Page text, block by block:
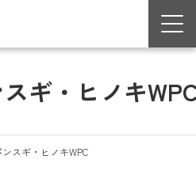
ギ・ヒノキ
スギ・ヒノキWPC